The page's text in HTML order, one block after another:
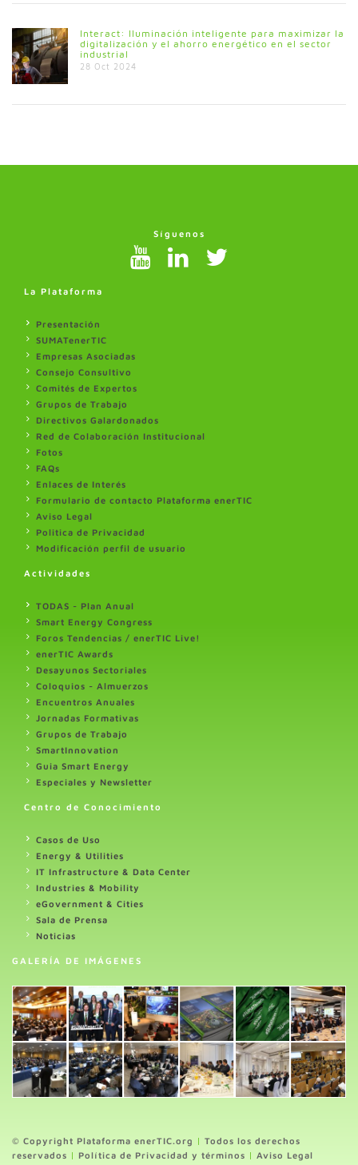
Interact: Iluminación inteligente para maximizar la
digitalización y el ahorro energético en el sector
industrial
28 Oct 2024
Síguenos
La Plataforma
Presentación
SUMATenerTIC
Empresas Asociadas
Consejo Consultivo
Comités de Expertos
Grupos de Trabajo
Directivos Galardonados
Red de Colaboración Institucional
Fotos
FAQs
Enlaces de Interés
Formulario de contacto Plataforma enerTIC
Aviso Legal
Politica de Privacidad
Modificación perfil de usuario
Actividades
TODAS - Plan Anual
Smart Energy Congress
Foros Tendencias / enerTIC Live!
enerTIC Awards
Desayunos Sectoriales
Coloquios - Almuerzos
Encuentros Anuales
Jornadas Formativas
Grupos de Trabajo
SmartInnovation
Guia Smart Energy
Especiales y Newsletter
Centro de Conocimiento
Casos de Uso
Energy & Utilities
IT Infrastructure & Data Center
Industries & Mobility
eGovernment & Cities
Sala de Prensa
Noticias
GALERÍA DE IMÁGENES
© Copyright Plataforma enerTIC.org | Todos los derechos
reservados | Política de Privacidad y términos | Aviso Legal